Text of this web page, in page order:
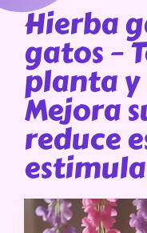
Hierba
gatos –
planta y
Mejora
reduce